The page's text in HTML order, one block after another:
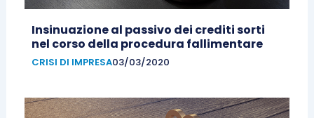
Insinuazione al passivo dei crediti sorti
nel corso della procedura fallimentare
CRISI DI IMPRESA03/03/2020